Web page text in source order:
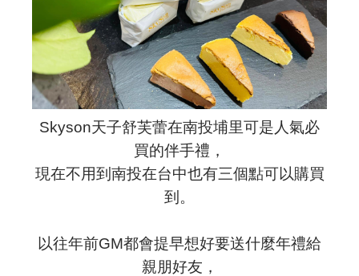
Skyson天子舒芙蕾在南投埔里可是人氣必
買的伴手禮，
現在不用到南投在台中也有三個點可以購買
到。
以往年前GM都會提早想好要送什麼年禮給
親朋好友，